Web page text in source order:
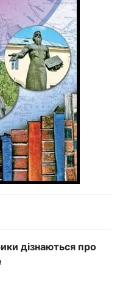
дізнаються про